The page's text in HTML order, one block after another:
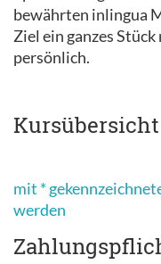
bewährten inlingua
Ziel ein ganzes
persönlich.
Kursübersicht
mit *
werden